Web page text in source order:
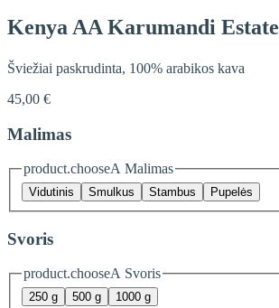
Kenya AA Karumandi Estate
Šviežiai paskrudinta, 100% arabikos kava
45,00 €
Malimas
product.chooseA Malimas
Vidutinis Smulkus Stambus Pupelės
Svoris
product.chooseA Svoris
250 g 500 g 1000 g